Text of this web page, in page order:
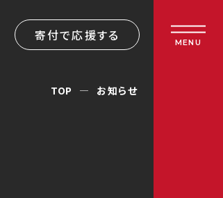
寄付で応援する MENU
TOP お知らせ